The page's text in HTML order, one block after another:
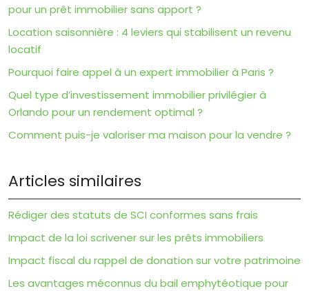
pour un prêt immobilier sans apport ?
Location saisonnière : 4 leviers qui stabilisent un revenu
locatif
Pourquoi faire appel à un expert immobilier à Paris ?
Quel type d’investissement immobilier privilégier à
Orlando pour un rendement optimal ?
Comment puis-je valoriser ma maison pour la vendre ?
Articles similaires
Rédiger des statuts de SCI conformes sans frais
Impact de la loi scrivener sur les prêts immobiliers
Impact fiscal du rappel de donation sur votre patrimoine
Les avantages méconnus du bail emphytéotique pour